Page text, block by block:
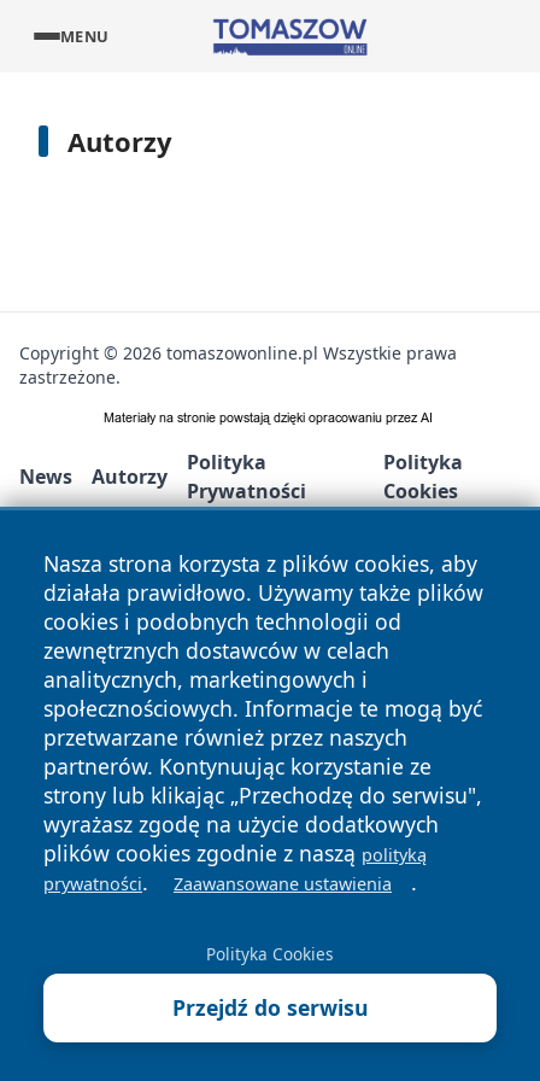
MENU
Autorzy
Nasza strona korzysta z plików cookies, aby
działała prawidłowo. Używamy także plików
cookies i podobnych technologii od
zewnętrznych dostawców w celach
analitycznych, marketingowych i
społecznościowych. Informacje te mogą być
przetwarzane również przez naszych
partnerów. Kontynuując korzystanie ze
strony lub klikając „Przechodzę do serwisu",
wyrażasz zgodę na użycie dodatkowych
plików cookies zgodnie z naszą polityką
prywatności. Zaawansowane ustawienia .
Polityka Cookies
Przejdź do serwisu
Copyright © 2026 tomaszowonline.pl Wszystkie prawa
zastrzeżone.
News Autorzy
Polityka
Prywatności
Polityka
Cookies